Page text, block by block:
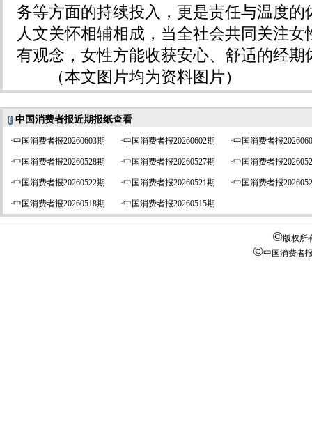
务等方面的持续投入，更是责任与温度的
人文关怀相辅相成，当全社会共同关注
有观念，女性方能收获安心、舒适的经期
（本文图片均为资料图片）
中国消费者报近期报纸查看
·中国消费者报20260603期 ·中国消费者报20260602期 ·中国消费者报
·中国消费者报20260528期 ·中国消费者报20260527期 ·中国消费者报
·中国消费者报20260522期 ·中国消费者报20260521期 ·中国消费者报
·中国消费者报20260518期 ·中国消费者报20260515期
©版权所
©中国消费者